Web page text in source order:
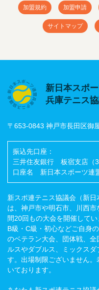
加盟規約 加盟申請
サイトマップ
新日本スポ
兵庫テニス
〒653-0843 神戸市長田区御
振込先口座：
三井住友銀行 板宿支店
口座名 新日本スポーツ連
新スポ連テニス協議会（新日
は、神戸市や明石市、川西
間20回もの大会を開催して
B級・C級・初心などご自身
のベテラン大会、団体戦、
ルスやダブルス、ミックス
す。出場制限ございません
いております。